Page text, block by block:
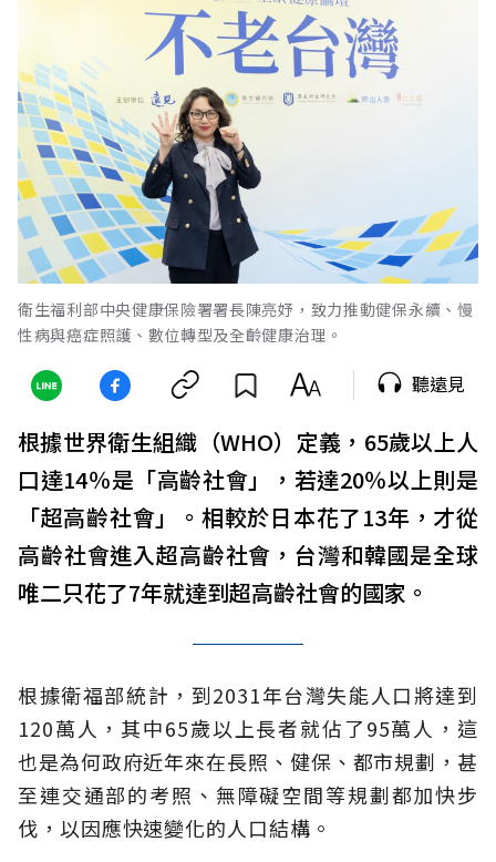
衛生福利部中央健康保險署署長陳亮妤，致力推動健保永續、慢
性病與癌症照護、數位轉型及全齡健康治理。
聽遠見
根據世界衛生組織（WHO）定義，65歲以上人
口達14％是「高齡社會」，若達20％以上則是
「超高齡社會」。相較於日本花了13年，才從
高齡社會進入超高齡社會，台灣和韓國是全球
唯二只花了7年就達到超高齡社會的國家。
根據衛福部統計，到2031年台灣失能人口將達到
120萬人，其中65歲以上長者就佔了95萬人，這
也是為何政府近年來在長照、健保、都市規劃，甚
至連交通部的考照、無障礙空間等規劃都加快步
伐，以因應快速變化的人口結構。